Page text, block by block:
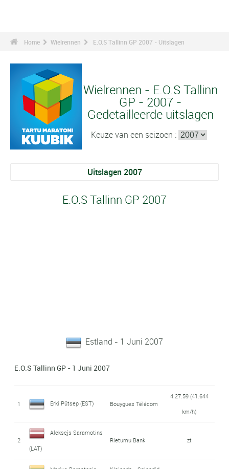
Home Wielrennen E.O.S Tallinn GP 2007 - Uitslagen
Wielrennen - E.O.S Tallinn
GP - 2007 -
Gedetailleerde uitslagen
Keuze van een seizoen :
Uitslagen 2007
E.O.S Tallinn GP 2007
Estland - 1 Juni 2007
E.O.S Tallinn GP - 1 Juni 2007
1 Erki Pütsep (EST) Bouygues Télécom
4.27.59 (41.644
km/h)
2
Aleksejs Saramotins
(LAT)
Rietumu Bank zt